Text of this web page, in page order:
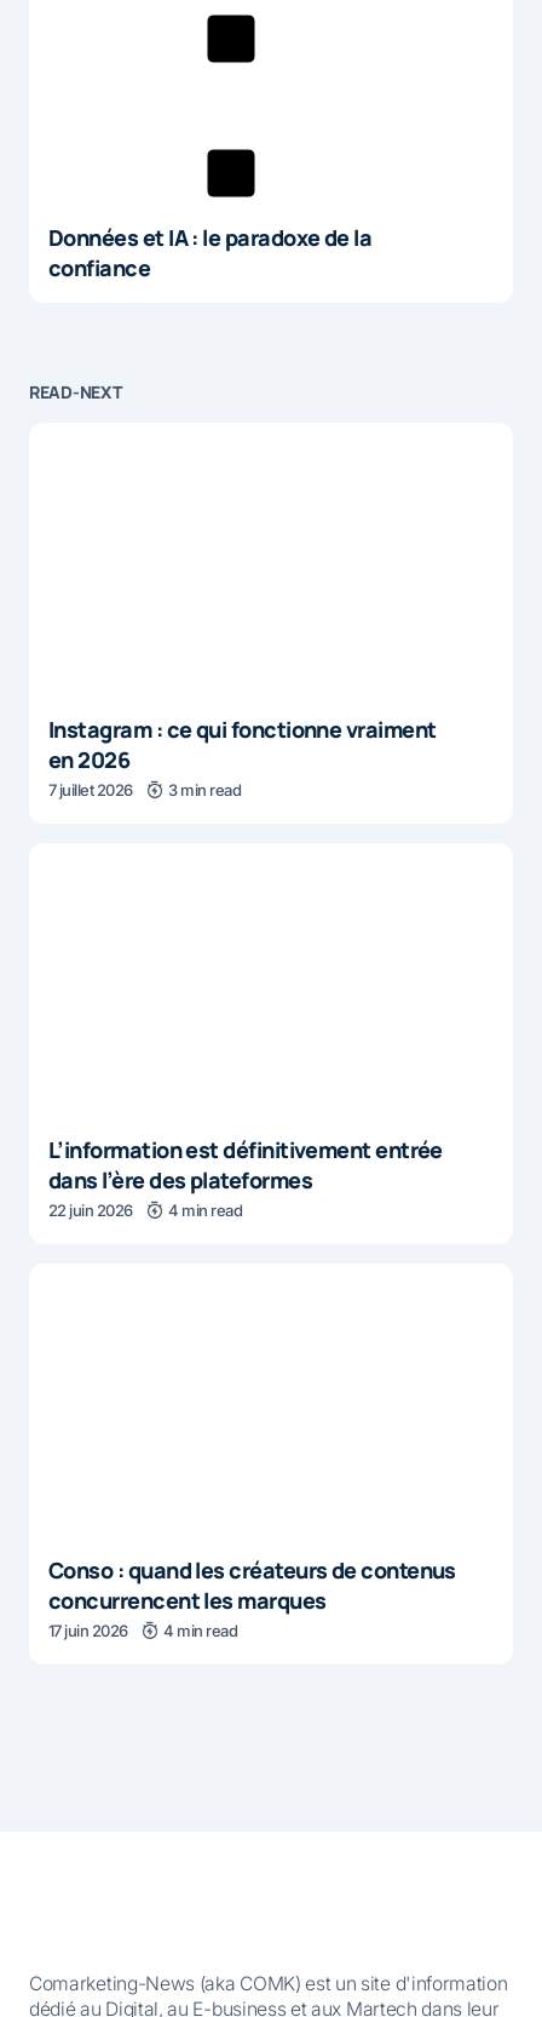
Données et IA : le paradoxe de la
confiance
READ-NEXT
Instagram : ce qui fonctionne vraiment
en 2026
7 juillet 2026 3 min read
L’information est définitivement entrée
dans l’ère des plateformes
22 juin 2026 4 min read
Conso : quand les créateurs de contenus
concurrencent les marques
17 juin 2026 4 min read
Comarketing-News (aka COMK) est un site d'information
dédié au Digital, au E-business et aux Martech dans leur